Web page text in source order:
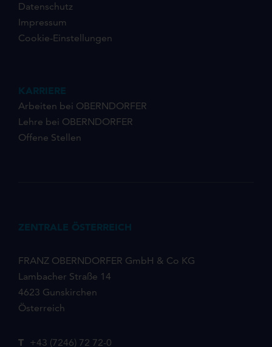
Datenschutz
Impressum
Cookie-Einstellungen
KARRIERE
Arbeiten bei OBERNDORFER
Lehre bei OBERNDORFER
Offene Stellen
ZENTRALE ÖSTERREICH
FRANZ OBERNDORFER GmbH & Co KG
Lambacher Straße 14
4623 Gunskirchen
Österreich
T +43 (7246) 72 72-0